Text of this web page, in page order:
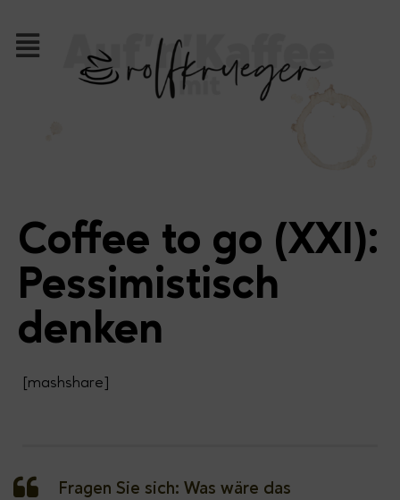
Coffee to go (XXI):
Pessimistisch
denken
[mashshare]
Fragen Sie sich: Was wäre das